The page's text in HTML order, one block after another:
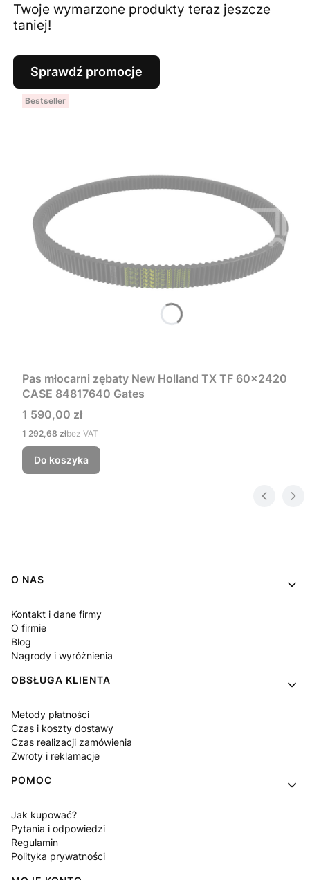
Twoje wymarzone produkty teraz jeszcze
taniej!
Sprawdź promocje
Bestseller
Pas młocarni zębaty New Holland TX TF 60x2420
CASE 84817640 Gates
Cena
1 590,00 zł
Cena
1 292,68 złbez VAT
Do koszyka
Linki w stopce
O NAS
Kontakt i dane firmy
O firmie
Blog
Nagrody i wyróżnienia
OBSŁUGA KLIENTA
Metody płatności
Czas i koszty dostawy
Czas realizacji zamówienia
Zwroty i reklamacje
POMOC
Jak kupować?
Pytania i odpowiedzi
Regulamin
Polityka prywatności